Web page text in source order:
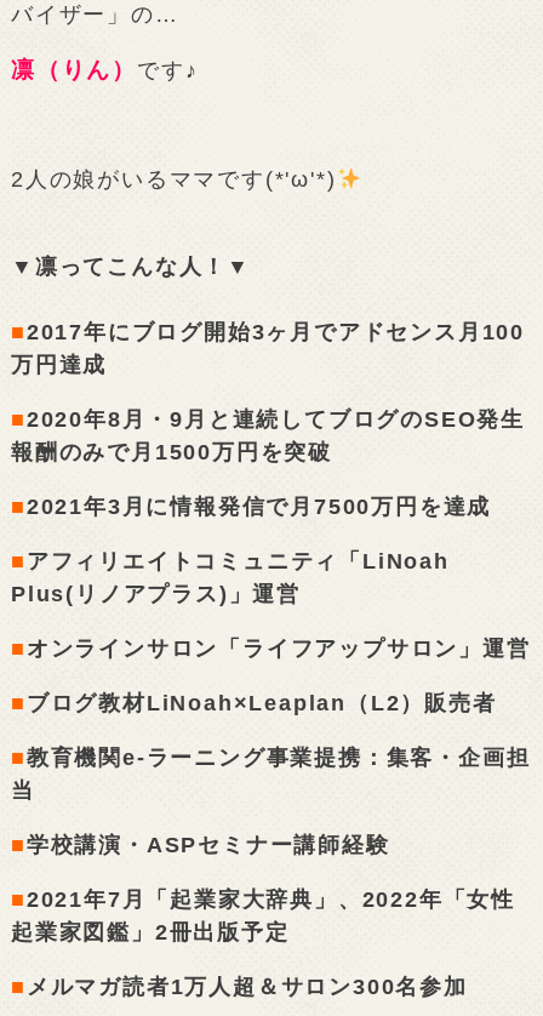
バイザー」の…
凛（りん） です♪
2人の娘がいるママです(*'ω'*)
▼凛ってこんな人！▼
■2017年にブログ開始3ヶ月でアドセンス月100
万円達成
■2020年8月・9月と連続してブログのSEO発生
報酬のみで月1500万円を突破
■2021年3月に情報発信で月7500万円を達成
■ アフィリエイトコミュニティ「LiNoah
Plus(リノアプラス)」運営
■ オンラインサロン「ライフアップサロン」運営
■ ブログ教材LiNoah×Leaplan（L2）販売者
■教育機関e-ラーニング事業提携：集客・企画担
当
■学校講演・ASPセミナー講師経験
■2021年7月「起業家大辞典」、2022年「女性
起業家図鑑」2冊出版予定
■ メルマガ読者1万人超＆サロン300名参加